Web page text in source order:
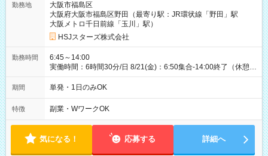
勤務地
大阪市福島区
大阪府大阪市福島区野田（最寄り駅：JR環状線「野田」駅
大阪メトロ千日前線「玉川」駅）
HSJスターズ株式会社
勤務時間
6:45～14:00
実働時間：6時間30分/日 8/21(金)：6:50集合-14:00終了（休憩
45分)
期間 単発・1日のみOK
特徴 副業・WワークOK
気になる！ 応募する 詳細へ